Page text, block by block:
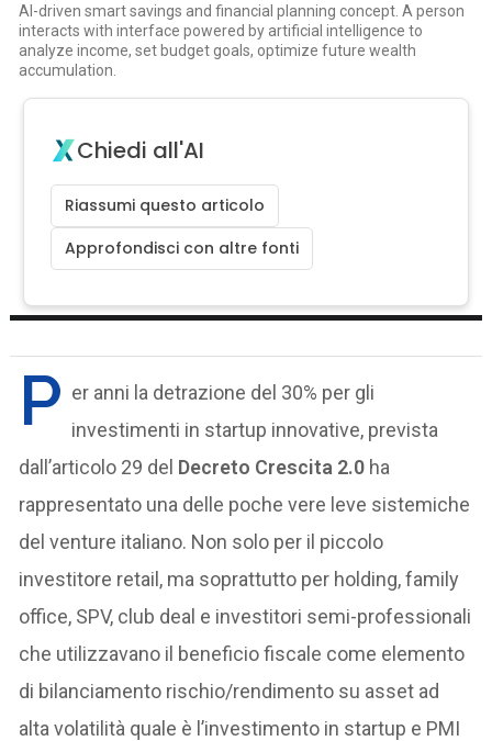
AI-driven smart savings and financial planning concept. A person
interacts with interface powered by artificial intelligence to
analyze income, set budget goals, optimize future wealth
accumulation.
Chiedi all'AI
Riassumi questo articolo
Approfondisci con altre fonti
P er anni la detrazione del 30% per gli
investimenti in startup innovative, prevista
dall’articolo 29 del Decreto Crescita 2.0 ha
rappresentato una delle poche vere leve sistemiche
del venture italiano. Non solo per il piccolo
investitore retail, ma soprattutto per holding, family
office, SPV, club deal e investitori semi-professionali
che utilizzavano il beneficio fiscale come elemento
di bilanciamento rischio/rendimento su asset ad
alta volatilità quale è l’investimento in startup e PMI